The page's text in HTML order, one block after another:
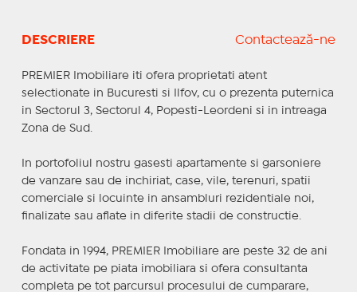
DESCRIERE Contactează-ne
PREMIER Imobiliare iti ofera proprietati atent
selectionate in Bucuresti si Ilfov, cu o prezenta puternica
in Sectorul 3, Sectorul 4, Popesti-Leordeni si in intreaga
Zona de Sud.
In portofoliul nostru gasesti apartamente si garsoniere
de vanzare sau de inchiriat, case, vile, terenuri, spatii
comerciale si locuinte in ansambluri rezidentiale noi,
finalizate sau aflate in diferite stadii de constructie.
Fondata in 1994, PREMIER Imobiliare are peste 32 de ani
de activitate pe piata imobiliara si ofera consultanta
completa pe tot parcursul procesului de cumparare,